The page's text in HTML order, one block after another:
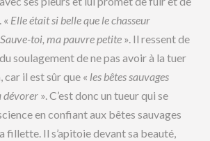
Elle était si belle que le chasseur
toi, ma pauvre petite ». Il ressent de
soulagement de ne pas avoir à la tuer
car il est sûr que « les bêtessauvages
dévorer ». C’est donc un tueur qui se
en confiant aux bêtes sauvages
fillette. Il s’apitoie devant sa beauté,